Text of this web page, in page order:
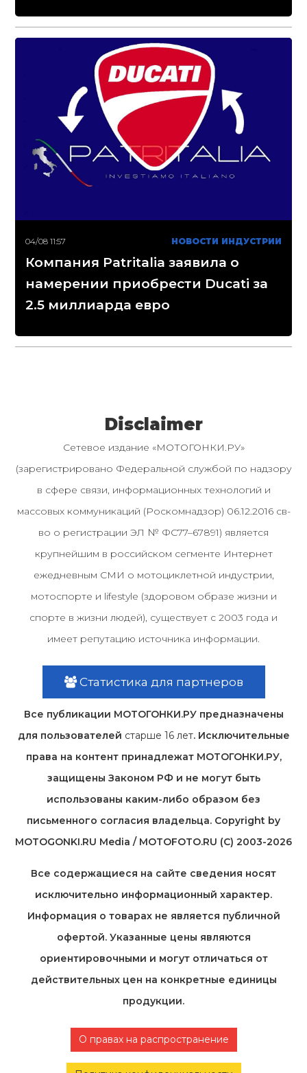
04/08 11:57 НОВОСТИ ИНДУСТРИИ
Компания Patritalia заявила о
намерении приобрести Ducati за
2.5 миллиарда евро
Disclaimer
Сетевое издание «МОТОГОНКИ.РУ»
(зарегистрировано Федеральной службой по надзору
в сфере связи, информационных технологий и
массовых коммуникаций (Роскомнадзор) 06.12.2016 св-
во о регистрации ЭЛ № ФС77–67891) является
крупнейшим в российском сегменте Интернет
ежедневным СМИ о мотоциклетной индустрии,
мотоспорте и lifestyle (здоровом образе жизни и
спорте в жизни людей), существует с 2003 года и
имеет репутацию источника информации.
Статистика для партнеров
Все публикации МОТОГОНКИ.РУ предназначены
для пользователей старше 16 лет. Исключительные
права на контент принадлежат МОТОГОНКИ.РУ,
защищены Законом РФ и не могут быть
использованы каким-либо образом без
письменного согласия владельца. Copyright by
MOTOGONKI.RU Media / MOTOFOTO.RU (C) 2003-2026
Все содержащиеся на cайте сведения носят
исключительно информационный характер.
Информация о товарах не является публичной
офертой. Указанные цены являются
ориентировочными и могут отличаться от
действительных цен на конкретные единицы
продукции.
О правах на распространение